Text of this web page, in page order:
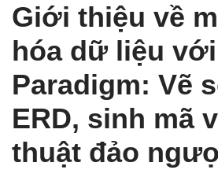
Giới thiệu về
hóa dữ liệu
Paradigm: Vẽ
ERD, sinh mã
thuật đảo